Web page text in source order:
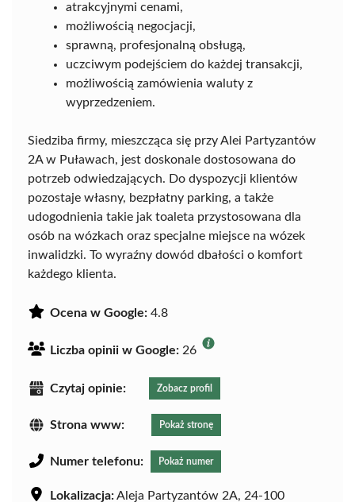
atrakcyjnymi cenami,
możliwością negocjacji,
sprawną, profesjonalną obsługą,
uczciwym podejściem do każdej transakcji,
możliwością zamówienia waluty z
wyprzedzeniem.
Siedziba firmy, mieszcząca się przy Alei Partyzantów
2A w Puławach, jest doskonale dostosowana do
potrzeb odwiedzających. Do dyspozycji klientów
pozostaje własny, bezpłatny parking, a także
udogodnienia takie jak toaleta przystosowana dla
osób na wózkach oraz specjalne miejsce na wózek
inwalidzki. To wyraźny dowód dbałości o komfort
każdego klienta.
Ocena w Google: 4.8
Liczba opinii w Google: 26
Czytaj opinie: Zobacz profil
Strona www: Pokaż stronę
Numer telefonu: Pokaż numer
Lokalizacja:Aleja Partyzantów 2A, 24-100